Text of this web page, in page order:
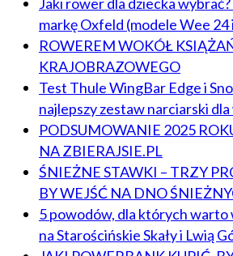
markę Oxfeld (modele Wee 24
ROWEREM WOKÓŁ
KRAJOBRAZOWEGO
Test Thule WingBar Edge i
najlepszy zestaw narciarski
PODSUMOWANIE 2025
NA ZBIERAJSIE.PL
ŚNIEŻNE STAWKI – TRZY
BY WEJŚĆ NA DNO
5 powodów, dla których warto
na Starościńskie Skały i Lwią